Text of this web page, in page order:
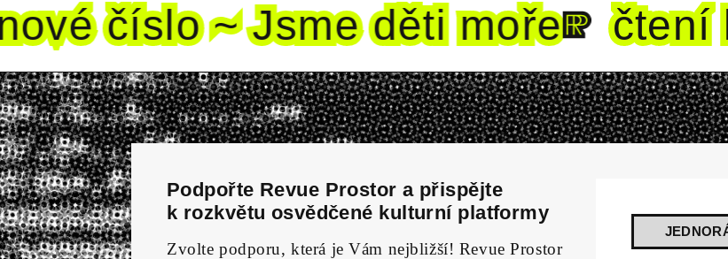
číslo ~ Jsme děti moře čtení k
Podpořte Revue Prostor a přispějte
k rozkvětu osvědčené kulturní platformy
Zvolte podporu, která je Vám nejbližší! Revue Prostor